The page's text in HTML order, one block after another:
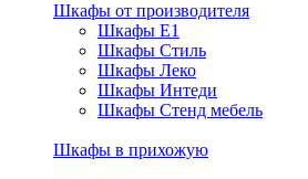
Шкафы от производителя
Шкафы E1
Шкафы Стиль
Шкафы Леко
Шкафы Интеди
Шкафы Стенд мебель
Шкафы в прихожую